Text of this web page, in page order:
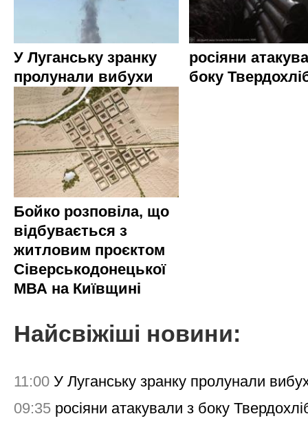
У Луганську зранку
пролунали вибухи
росіяни
боку
Бойко розповіла, що
відбувається з
житловим проєктом
Сіверськодонецької
МВА на Київщині
Найсвіжіші новини:
11:00 У Луганську зранку пролунали
09:35 росіяни атакували з боку